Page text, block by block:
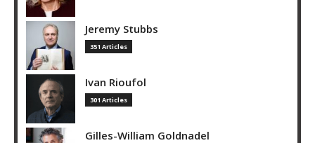
Jeremy Stubbs
351 Articles
Ivan Rioufol
301 Articles
Gilles-William Goldnadel